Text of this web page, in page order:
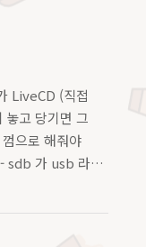
LiveCD (직접
고 당기면 그
으로 해줘야
sdb 가 usb 라